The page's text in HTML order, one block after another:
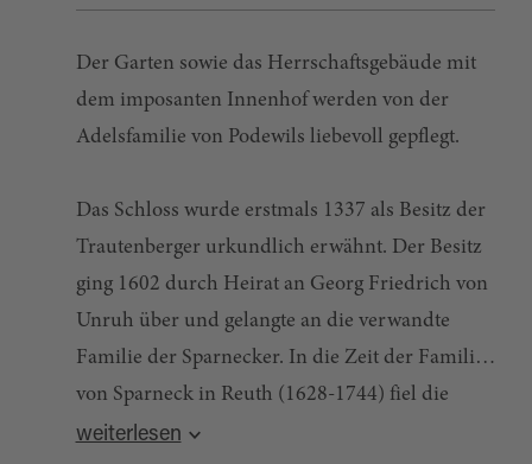
Der Garten sowie das Herrschaftsgebäude mit
dem imposanten Innenhof werden von der
Adelsfamilie von Podewils liebevoll gepflegt.
Das Schloss wurde erstmals 1337 als Besitz der
Trautenberger urkundlich erwähnt. Der Besitz
ging 1602 durch Heirat an Georg Friedrich von
Unruh über und gelangte an die verwandte
Familie der Sparnecker. In die Zeit der Familie
von Sparneck in Reuth (1628-1744) fiel die
Gründung der Schloßbrauerei 1742. Aus der
Quelle:destination.one
weiterlesen